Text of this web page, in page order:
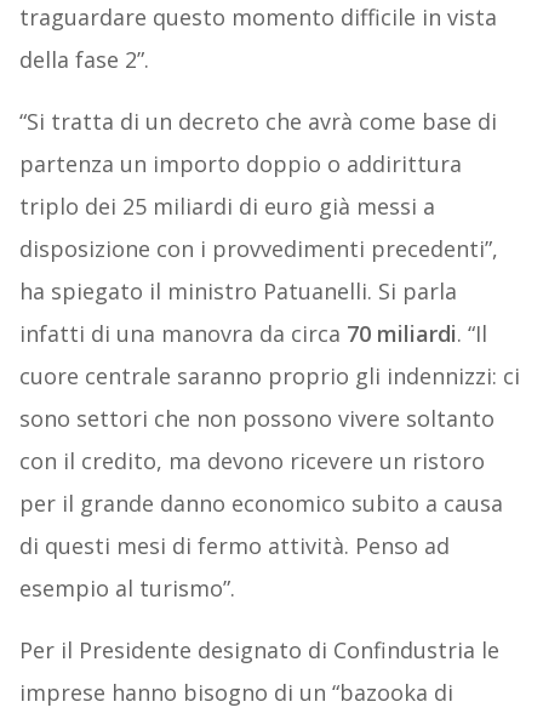
traguardare questo momento difficile in vista
della fase 2”.
“Si tratta di un decreto che avrà come base di
partenza un importo doppio o addirittura
triplo dei 25 miliardi di euro già messi a
disposizione con i provvedimenti precedenti”,
ha spiegato il ministro Patuanelli. Si parla
infatti di una manovra da circa 70 miliardi. “Il
cuore centrale saranno proprio gli indennizzi: ci
sono settori che non possono vivere soltanto
con il credito, ma devono ricevere un ristoro
per il grande danno economico subito a causa
di questi mesi di fermo attività. Penso ad
esempio al turismo”.
Per il Presidente designato di Confindustria le
imprese hanno bisogno di un “bazooka di